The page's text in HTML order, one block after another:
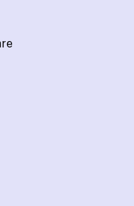
Sekreterare